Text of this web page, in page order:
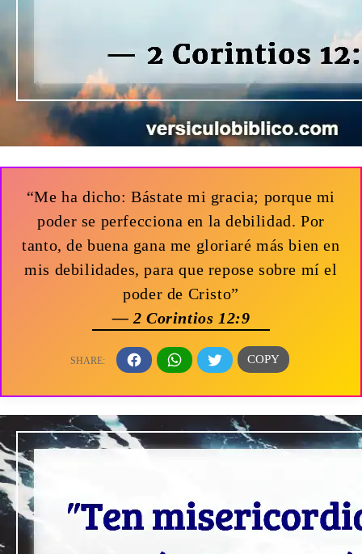
“Me ha dicho: Bástate mi gracia; porque mi
poder se perfecciona en la debilidad. Por
tanto, de buena gana me gloriaré más bien en
mis debilidades, para que repose sobre mí el
poder de Cristo”
— 2 Corintios 12:9